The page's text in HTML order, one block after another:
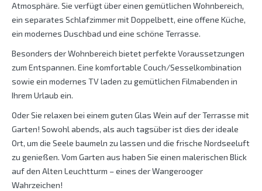
Atmosphäre. Sie verfügt über einen gemütlichen Wohnbereich,
ein separates Schlafzimmer mit Doppelbett, eine offene Küche,
ein modernes Duschbad und eine schöne Terrasse.
Besonders der Wohnbereich bietet perfekte Voraussetzungen
zum Entspannen. Eine komfortable Couch/Sesselkombination
sowie ein modernes TV laden zu gemütlichen Filmabenden in
Ihrem Urlaub ein.
Oder Sie relaxen bei einem guten Glas Wein auf der Terrasse mit
Garten! Sowohl abends, als auch tagsüber ist dies der ideale
Ort, um die Seele baumeln zu lassen und die frische Nordseeluft
zu genießen. Vom Garten aus haben Sie einen malerischen Blick
auf den Alten Leuchtturm – eines der Wangerooger
Wahrzeichen!